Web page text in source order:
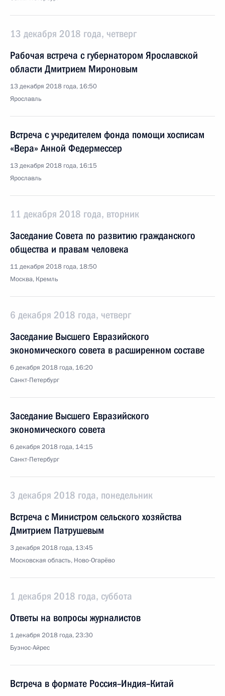
13 декабря 2018 года, четверг
Рабочая встреча с губернатором Ярославской
области Дмитрием Мироновым
13 декабря 2018 года, 16:50
Ярославль
Встреча с учредителем фонда помощи хосписам
«Вера» Анной Федермессер
13 декабря 2018 года, 16:15
Ярославль
11 декабря 2018 года, вторник
Заседание Совета по развитию гражданского
общества и правам человека
11 декабря 2018 года, 18:50
Москва, Кремль
6 декабря 2018 года, четверг
Заседание Высшего Евразийского
экономического совета в расширенном составе
6 декабря 2018 года, 16:20
Санкт-Петербург
Заседание Высшего Евразийского
экономического совета
6 декабря 2018 года, 14:15
Санкт-Петербург
3 декабря 2018 года, понедельник
Встреча с Министром сельского хозяйства
Дмитрием Патрушевым
3 декабря 2018 года, 13:45
Московская область, Ново-Огарёво
1 декабря 2018 года, суббота
Ответы на вопросы журналистов
1 декабря 2018 года, 23:30
Буэнос-Айрес
Встреча в формате Россия–Индия–Китай